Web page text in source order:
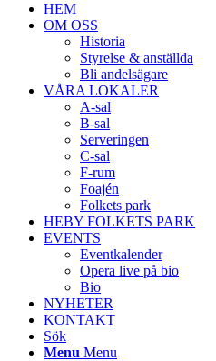
HEM
OM OSS
Historia
Styrelse & anställda
Bli andelsägare
VÅRA LOKALER
A-sal
B-sal
Serveringen
C-sal
F-rum
Foajén
Folkets park
HEBY FOLKETS PARK
EVENTS
Eventkalender
Opera live på bio
Bio
NYHETER
KONTAKT
Sök
Menu Menu